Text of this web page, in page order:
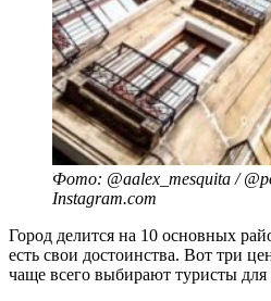
Фото: @aalex_mesquita /
Instagram.com
Город делится на 10 основных
есть свои достоинства. Вот три
чаще всего выбирают туристы